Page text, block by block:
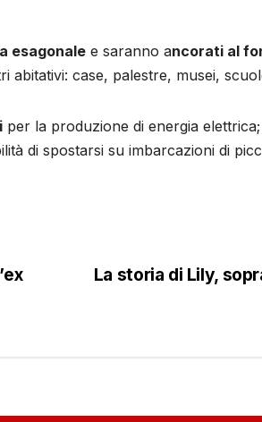
esagonale e saranno ancorati al
case, palestre, musei,
per la produzione di energia
di spostarsi su imbarcazioni di
La storia di Lily,